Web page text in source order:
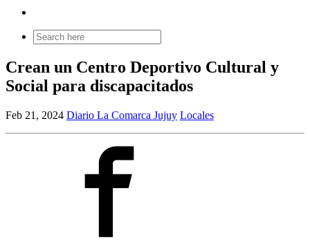
Search
for:
Crean un Centro Deportivo Cultural y
Social para discapacitados
Feb 21, 2024 Diario La Comarca Jujuy Locales